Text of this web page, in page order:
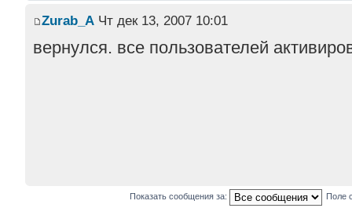
Zurab_A Чт дек 13, 2007 10:01
вернулся. все пользователей
Показать сообщения за: Поле